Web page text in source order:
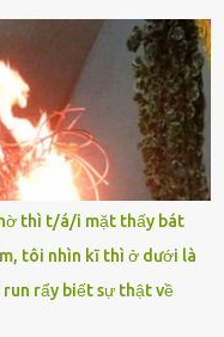
dư luận. Ngay sau đó,
báo cáo xác nhận tài
Quang Vinh, lớp 12 Anh
ngôi vô địch, mang về
lên đỉnh Olympia
Ngọc Quang Vinh đã
thân trên mạng xã hội
gỡ bài viết và đăng bài
Quang Vinh làm việc
thì t/á/i mặt thấy bát
tôi nhìn kĩ thì ở dưới là
rẩy biết sự thật về